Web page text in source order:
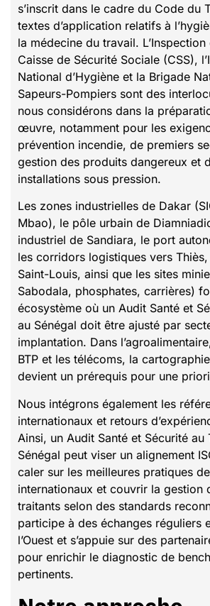
s’inscrit dans le cadre du Code du
textes d’application relatifs à
la médecine du travail.
Caisse de Sécurité Sociale (CSS),
National d’Hygiène et la Brigade
Sapeurs-Pompiers sont des
nous considérons dans la
œuvre, notamment pour les
prévention incendie, de premiers
gestion des produits dangereux et
installations sous pression.
Les zones industrielles de Dakar
Mbao), le pôle urbain de
industriel de Sandiara, le port
les corridors logistiques vers
Saint-Louis, ainsi que les sites
Sabodala, phosphates, carrières)
écosystème où un Audit Santé et
au Sénégal doit être ajusté par
implantation. Dans
BTP et les télécoms, la
devient un prérequis pour une
Nous intégrons également les
internationaux et retours
Ainsi, un Audit Santé et Sécurité au
Sénégal peut viser un alignement
caler sur les meilleures pratiques
internationaux et couvrir la gestion
traitants selon des standards
participe à des échanges réguliers
l’Ouest et s’appuie sur des
pour enrichir le diagnostic de
pertinents.